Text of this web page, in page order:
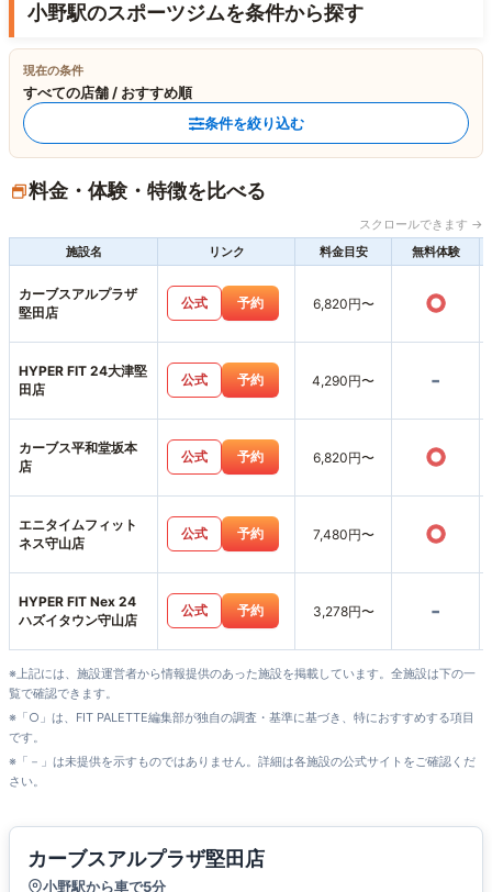
小野駅のスポーツジムを条件から探す
現在の条件
すべての店舗 / おすすめ順
条件を絞り込む
料金・体験・特徴を比べる
スクロールできます →
施設名
リンク 料金目安 無料体験
カーブスアルプラザ
堅田店
公式 予約 6,820円〜 ○
HYPER FIT 24大津堅
田店
公式 予約 4,290円〜 -
カーブス平和堂坂本
店
公式 予約 6,820円〜 ○
エニタイムフィット
ネス守山店
公式 予約 7,480円〜 ○
HYPER FIT Nex 24
ハズイタウン守山店
公式 予約 3,278円〜 -
※上記には、施設運営者から情報提供のあった施設を掲載しています。全施設は下の一
覧で確認できます。
※「○」は、FIT PALETTE編集部が独自の調査・基準に基づき、特におすすめする項目
です。
※「－」は未提供を示すものではありません。詳細は各施設の公式サイトをご確認くだ
さい。
カーブスアルプラザ堅田店
小野駅から車で5分